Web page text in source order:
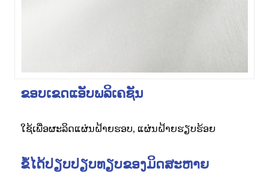
ຂອບເຂດແອັບພລິເຄຊັນ
ໃຊ້ເພື່ອຜະລິດແຜ່ນຝ້າຍຮອບ, ແຜ່ນຝ້າຍຮຽບຮ້ອຍ
ຂໍ້ໄດ້ປຽບປຽບທຽບຂອງມິດສະຫາຍ